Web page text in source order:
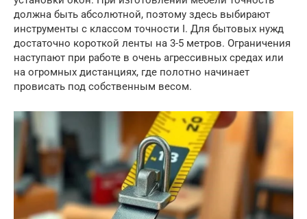
должна быть абсолютной, поэтому здесь выбирают
инструменты с классом точности I. Для бытовых нужд
достаточно короткой ленты на 3-5 метров. Ограничения
наступают при работе в очень агрессивных средах или
на огромных дистанциях, где полотно начинает
провисать под собственным весом.